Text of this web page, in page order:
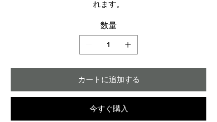
れます。
数量
カートに追加する
今すぐ購入